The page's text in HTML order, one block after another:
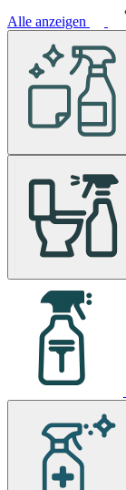
Alle anzeigen